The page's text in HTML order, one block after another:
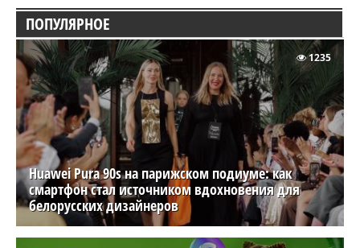
ПОПУЛЯРНОЕ
Huawei Pura 90s на парижском подиуме: как
смартфон стал источником вдохновения для
белорусских дизайнеров
1235